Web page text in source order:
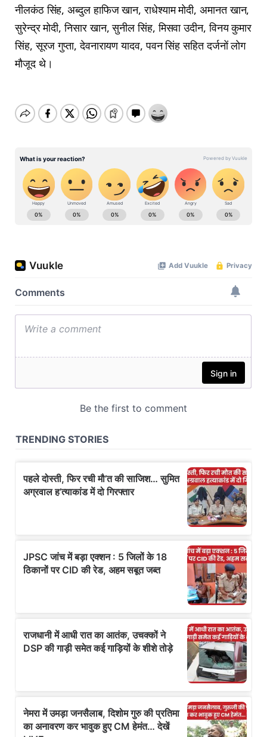
नीलकंठ सिंह, अब्दुल हाफिज खान, राधेश्याम मोदी, अमानत खान,
सुरेन्द्र मोदी, निसार खान, सुनील सिंह, मिसवा उदीन, विनय कुमार
सिंह, सूरज गुप्ता, देवनारायण यादव, पवन सिंह सहित दर्जनों लोग
मौजूद थे।